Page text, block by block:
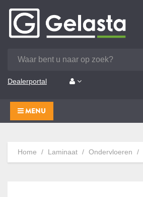
Dealerportal
MENU
Home Laminaat Ondervloeren